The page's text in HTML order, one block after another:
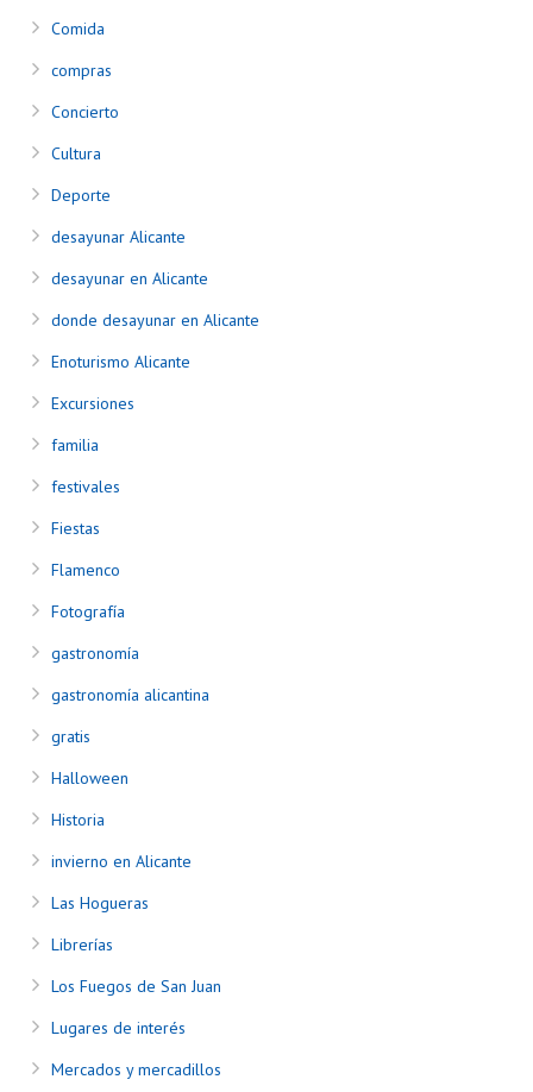
Comida
compras
Concierto
Cultura
Deporte
desayunar Alicante
desayunar en Alicante
donde desayunar en Alicante
Enoturismo Alicante
Excursiones
familia
festivales
Fiestas
Flamenco
Fotografía
gastronomía
gastronomía alicantina
gratis
Halloween
Historia
invierno en Alicante
Las Hogueras
Librerías
Los Fuegos de San Juan
Lugares de interés
Mercados y mercadillos